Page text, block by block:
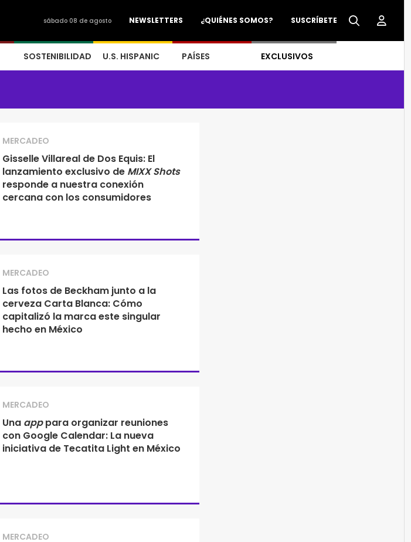
SUSCRÍBETE
¿QUIÉNES SOMOS?
NEWSLETTERS
sábado 08 de agosto
SOSTENIBILIDAD U.S. HISPANIC PAÍSES EXCLUSIVOS
MERCADEO
Gisselle Villareal de Dos Equis: El
lanzamiento exclusivo de MIXX Shots
responde a nuestra conexión
cercana con los consumidores
MERCADEO
Las fotos de Beckham junto a la
cerveza Carta Blanca: Cómo
capitalizó la marca este singular
hecho en México
MERCADEO
Una apppara organizar reuniones
con Google Calendar: La nueva
iniciativa de Tecatita Light en México
MERCADEO